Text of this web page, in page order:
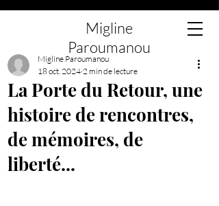
Migline
Paroumanou
La Porte du Retour, une
histoire de rencontres,
de mémoires, de
liberté...
Migline Paroumanou
18 oct. 2024 2 min de lecture